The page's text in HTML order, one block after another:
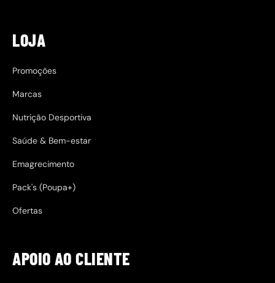
LOJA
Promoções
Marcas
Nutrição Desportiva
Saúde & Bem-estar
Emagrecimento
Pack's (Poupa+)
Ofertas
APOIO AO CLIENTE